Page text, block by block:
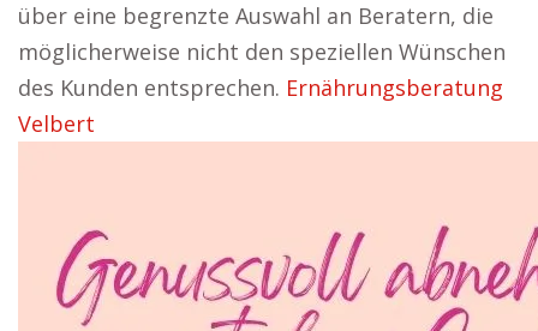
über eine begrenzte Auswahl an Beratern, die
möglicherweise nicht den speziellen Wünschen
des Kunden entsprechen. Ernährungsberatung
Velbert